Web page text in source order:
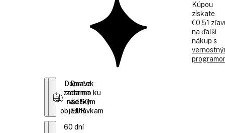
Kúpou
získate
€0,51
na ďalší
nákup s
Darček
zadarmo ku
všetkým
objednávkam
Doprava
zdarma
nad 60
EUR
60 dní